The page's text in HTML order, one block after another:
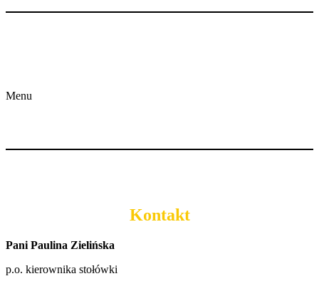
Menu
Kontakt
Pani Paulina Zielińska
p.o. kierownika stołówki